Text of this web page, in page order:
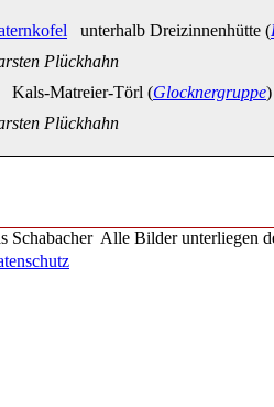
unterhalb Dreizinnenhütte (
Plückhahn
Kals-Matreier-Törl (Glocknergruppe)
Plückhahn
Schabacher Alle Bilder unterliegen